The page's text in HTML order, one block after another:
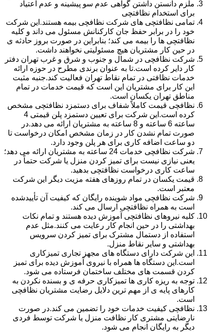
ملزم دانستن داشتن گواهی عدم سو پیشینه و عدم اعتیاد
برای استخدام نظافتچی
تمامی نظافتچی های شرکت نظافچی بیمه هستند.این شرکت
خود را در برابر حفظ جان کارکنانش مسئول می داند و کلیه
نظافتچی ها را بیمه می کند؛ بنابراین در صورت بروز حادثه ی
در حین کار مشتریان هیچ مسئولیتی نخواهند داشت.
شرکت نظافچی در شمال و جنوب و شرق و غرب تهران دفتر
کار دایر کرده است.تا به عنوان برندی مطرح در حوزه ارائه
خدمات نظافتی در تمام نقاط تهران فعالیت کند.جنبه مثبت
این کار برای مشتریان این است که قیمت خدمات در تمام
مناطق تهران یکسان است.
نظافچی قیمت کاملاً شفاف برای دستمزد نظافتچی مشخص
کرده است.این شرکت برای تعیین دستمزد پلن قیمتی 4
ساعته 6 ساعته و 8 ساعته به مشتریان ارائه می دهد.در
صورت تمام نشدن کار در زمان مشخص امکان درخواست تا
دو ساعت اضافه کاری برای هر پلن وجود دارد.
شرکت نظافچی خدمات 24 ساعته به مشتریان ارائه می دهد؛
یعنی نیازی نیست برای تمیز کردن منزل یا شرکت حتماً در
ساعت کاری درخواست نظافتچی بدهید.
قیمت یکسان در تمام روزهای هفته مزیت دیگر این شرکت
معتبر است.
شرکت نظافچی مواد شوینده رایگان که کیفیت آن تأییدشده
است به همراه نظافتچی ارسال می کند.
کلیه نیروهای نظافتچی آموزش دیده هستند و تمام نکات
بهداشتی را در حین انجام کار رعایت می کنند.مثل عدم
استفاده از دستمال مشترک برای تمیز کردن سرویس
بهداشتی و سایر نقاط منزل.
این شرکت دارای دستگاه های مجهز تجاری تمیزکاری
است.این دستگاه ها همراه با نیروی آموزش دیده برای تمیز
کردن قسمت های مختلف ساختمان فرستاده می شود.
توجه به ریزه کاری ها تمیزکاری حرفه ی و بسنده نکردن به
کارهای پایه ی از مهم ترین دلایل رضایت مشتریان نظافچی
است.
نظافچی کیفیت خدمات خود را تضمین می کند.در صورت
نارضایتی مشتری کار نظافت منزل یا شرکت توسط فردی
دیگر به رایگان انجام می شود.